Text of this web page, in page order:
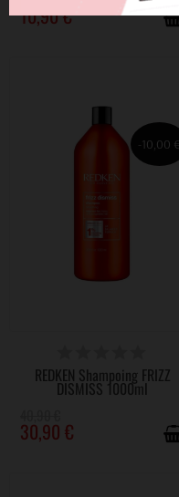
10,90 €
-10,00 €
REDKEN Shampoing FRIZZ
DISMISS 1000ml
30,90 €